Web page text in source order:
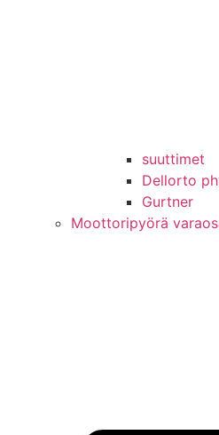
suuttimet
Dellorto
Gurtner
Moottoripyörä